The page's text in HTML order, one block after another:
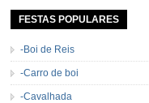
de […]
FESTAS POPULARES
-Boi de Reis
-Carro de boi
-Cavalhada